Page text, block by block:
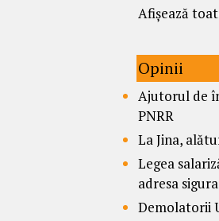
Afișează
Opinii
Ajutorul de
PNRR
La Jina,
Legea
adresa
Demolatorii